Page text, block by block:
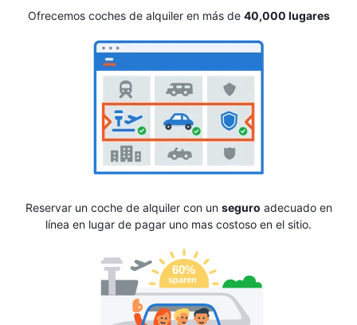
Ofrecemos coches de alquiler en más de 40,000 lugares
Reservar un coche de alquiler con un seguro adecuado en
línea en lugar de pagar uno mas costoso en el sitio.